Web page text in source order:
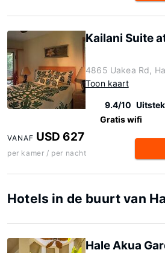
Kailani Suite
4865 Uakea Rd,
Toon kaart
9.4/10
Gratis wifi
VANAF USD 627
per kamer / per nacht
Hotels in de buurt van
Hale Akua